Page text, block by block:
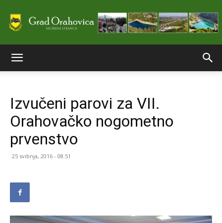
stranice
Izvučeni parovi za VII.
Orahovačko nogometno
prvenstvo
25 svibnja, 2016 - 08:51